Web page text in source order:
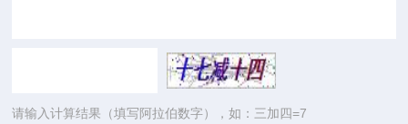
请输入计算结果（填写阿拉伯数字），如：三加四=7